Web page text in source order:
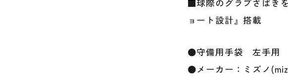
■球際のグラブさばき
ョート設計』搭載
●守備用手袋 左手用
●メーカー：ミズノ